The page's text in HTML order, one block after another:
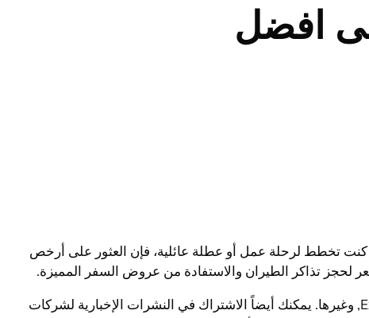
افضل
تخطط لرحلة عمل أو عطلة عائلية، فإن العثور على أرخص
لحجز تذاكر الطيران والاستفادة من عروض السفر المميزة.
يمكنك الحصول على أفضل عروض السفر من خلال البحث عبر مواقع الحجز على الإنترنت مثل Expedia, Skyscanner, Kayak, وغيرها. يمكنك أيضاً الاشتراك في النشرات الإخبارية لشركات